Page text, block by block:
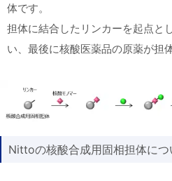
体です。
担体に結合したリンカーを起点と
い、最後に核酸医薬品の原薬が担
Nittoの核酸合成用固相担体につ